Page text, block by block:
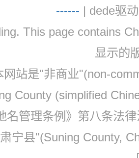
------ | dede驱
This page contains
显示的
网站是"非商业"(non-
County (simplified
名管理条例》第八条法
宁县"(Suning County,